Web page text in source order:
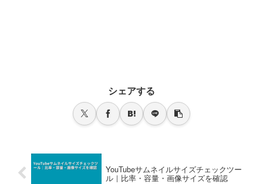
シェアする
YouTubeサムネイルサイズチェックツー
ル｜比率・容量・画像サイズを確認